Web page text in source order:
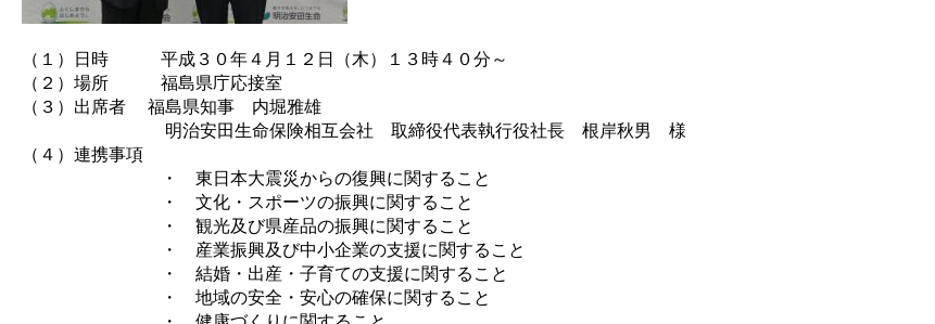
（１）日時 平成３０年４月１２日（木）１３時４０分～
（２）場所 福島県庁応接室
（３）出席者 福島県知事 内堀雅雄
明治安田生命保険相互会社 取締役代表執行役社長 根岸秋男 様
（４）連携事項
・ 東日本大震災からの復興に関すること
・ 文化・スポーツの振興に関すること
・ 観光及び県産品の振興に関すること
・ 産業振興及び中小企業の支援に関すること
・ 結婚・出産・子育ての支援に関すること
・ 地域の安全・安心の確保に関すること